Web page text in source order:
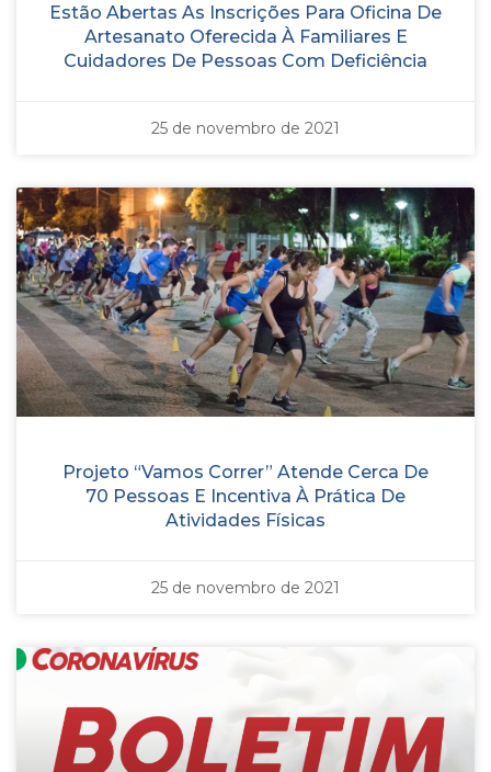
Estão Abertas As Inscrições Para Oficina De
Artesanato Oferecida À Familiares E
Cuidadores De Pessoas Com Deficiência
25 de novembro de 2021
Projeto “Vamos Correr” Atende Cerca De
70 Pessoas E Incentiva À Prática De
Atividades Físicas
25 de novembro de 2021